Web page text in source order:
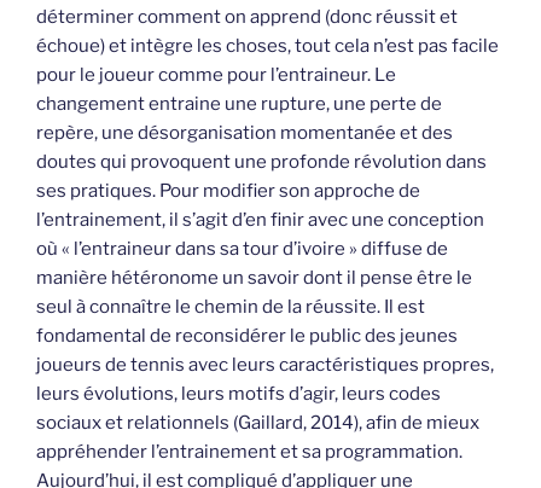
déterminer comment on apprend (donc réussit et
échoue) et intègre les choses, tout cela n’est pas facile
pour le joueur comme pour l’entraineur. Le
changement entraine une rupture, une perte de
repère, une désorganisation momentanée et des
doutes qui provoquent une profonde révolution dans
ses pratiques. Pour modifier son approche de
l’entrainement, il s’agit d’en finir avec une conception
où « l’entraineur dans sa tour d’ivoire » diffuse de
manière hétéronome un savoir dont il pense être le
seul à connaître le chemin de la réussite. Il est
fondamental de reconsidérer le public des jeunes
joueurs de tennis avec leurs caractéristiques propres,
leurs évolutions, leurs motifs d’agir, leurs codes
sociaux et relationnels (Gaillard, 2014), afin de mieux
appréhender l’entrainement et sa programmation.
Aujourd’hui, il est compliqué d’appliquer une